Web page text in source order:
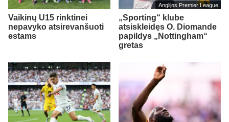
Vaikinų U15 rinktinei
nepavyko atsirevanšuoti
estams
Anglijos Premier League
„Sporting“ klube
atsiskleidęs O. Diomande
papildys „Nottingham“
gretas